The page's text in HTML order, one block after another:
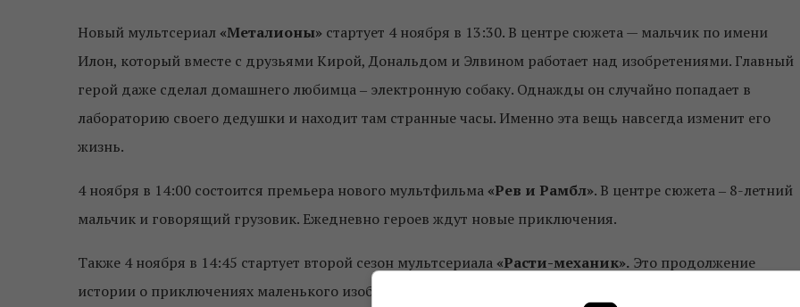
Новый мультсериал «Металионы» стартует 4 ноября в 13:30. В центре сюжета — мальчик по имени
Илон, который вместе с друзьями Кирой, Дональдом и Элвином работает над изобретениями. Главный
герой даже сделал домашнего любимца ‒ электронную собаку. Однажды он случайно попадает в
лабораторию своего дедушки и находит там странные часы. Именно эта вещь навсегда изменит его
жизнь.
4 ноября в 14:00 состоится премьера нового мультфильма «Рев и Рамбл». В центре сюжета ‒ 8-летний
мальчик и говорящий грузовик. Ежедневно героев ждут новые приключения.
Также 4 ноября в 14:45 стартует второй сезон мультсериала «Расти-механик». Это продолжение
истории о приключениях маленького изобретателя Расти и команды его роботов. А с 1 ноября канал